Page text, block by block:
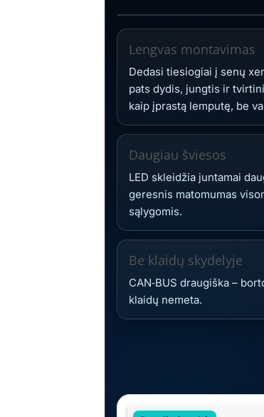
Lengvas montavimas
Dedasi tiesiogiai į senų
pats dydis, jungtis ir
kaip įprastą lemputę, be
Daugiau šviesos
LED skleidžia juntamai
geresnis matomumas
sąlygomis.
Be klaidų skydelyje
CAN‑BUS draugiška –
klaidų nemeta.